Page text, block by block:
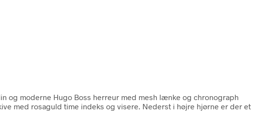
og moderne Hugo Boss herreur med mesh lænke og chronograph
med rosaguld time indeks og visere. Nederst i højre hjørne er der et